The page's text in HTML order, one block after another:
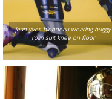
jean yves blondeau wearing buggy
rolin suit knee on floor